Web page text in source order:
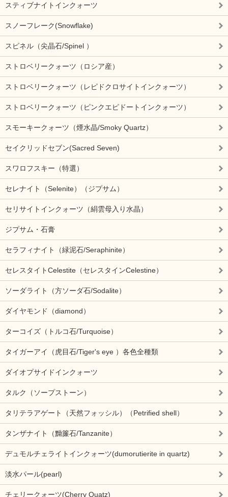
スティブナイトインクォーツ
スノーフレーク(Snowflake)
スピネル（尖晶石/Spinel ）
ストロベリークォーツ（ロシア産）
ストロベリークォーツ（レピドクロサイトインクォーツ）
ストロベリークォーツ（ピンクエピドートインクォーツ）
スモーキークォーツ（煙水晶/Smoky Quartz）
セイクリッドセブン(Sacred Seven)
スワロフスキー（特選）
セレナイト（Selenite）（ジプサム）
セリサイトインクォーツ（絹雲母入り水晶）
ジプサム・石膏
セラフィナイト（緑泥石/Seraphinite）
セレスタイトCelestite（セレスタインCelestine）
ソーダライト（方ソーダ石/Sodalite）
ダイヤモンド（diamond）
ターコイズ（トルコ石/Turquoise）
タイガーアイ（虎目石/Tiger's eye ）各色全種類
ダイオプサイドインクォーツ
タルク（ソープストーン）
タリテラアゲート（天然フォッシル）（Petrified shell）
タンザナイト（黝簾石/Tanzanite）
デュモルチェライトインクォーツ(dumorutierite in quartz)
淡水パール(pearl)
チェリークォーツ(Cherry Quatz)